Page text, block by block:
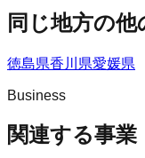
同じ地方の他
徳島県香川県愛媛県
Business
関連する事業